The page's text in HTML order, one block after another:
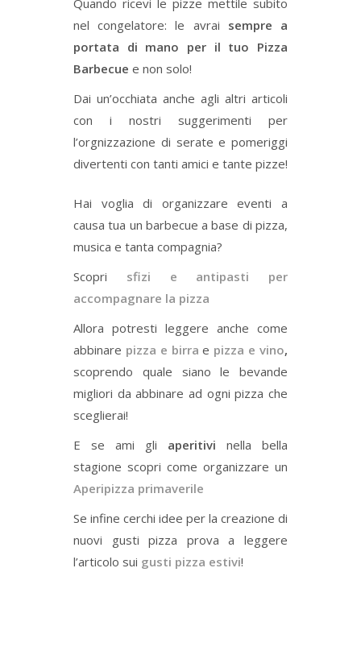
Quando ricevi le pizze mettile subito
nel congelatore: le avrai sempre a
portata di mano per il tuo Pizza
Barbecue e non solo!
Dai un’occhiata anche agli altri articoli
con i nostri suggerimenti per
l’orgnizzazione di serate e pomeriggi
divertenti con tanti amici e tante pizze!
Hai voglia di organizzare eventi a
causa tua un barbecue a base di pizza,
musica e tanta compagnia?
Scopri sfizi e antipasti per
accompagnare la pizza
Allora potresti leggere anche come
abbinare pizza e birra e pizza e vino,
scoprendo quale siano le bevande
migliori da abbinare ad ogni pizza che
sceglierai!
E se ami gli aperitivi nella bella
stagione scopri come organizzare un
Aperipizza primaverile
Se infine cerchi idee per la creazione di
nuovi gusti pizza prova a leggere
l’articolo sui gusti pizza estivi!